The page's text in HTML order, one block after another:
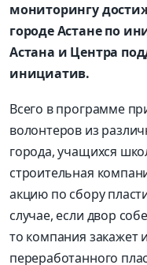
мониторингу
городе Астане по
Астана и Центра
инициатив.
Всего в программе
волонтеров из
города, учащихся
строительная
акцию по сбору
случае, если двор
то компания закажет
переработанного